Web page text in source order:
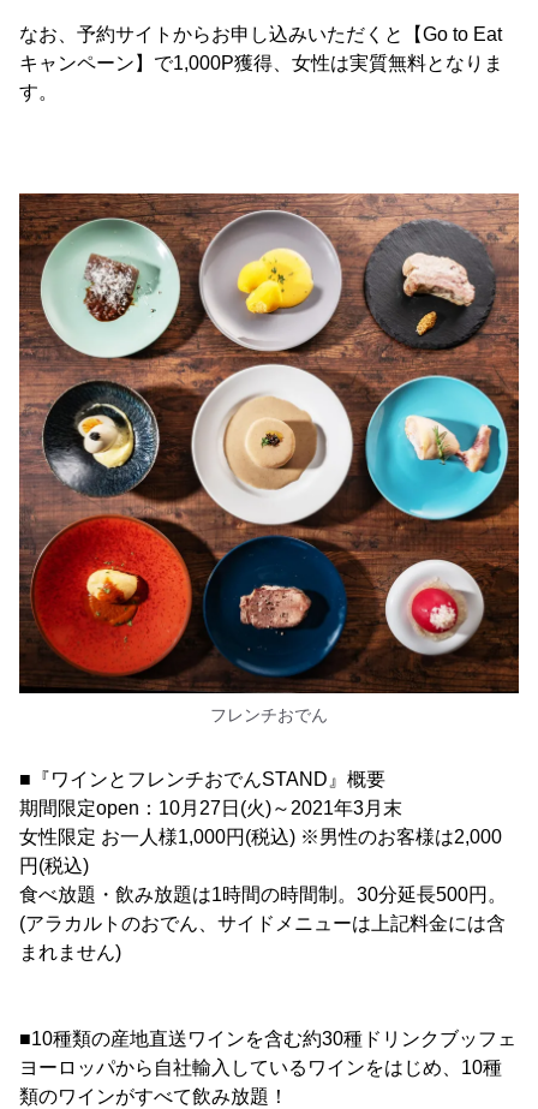
なお、予約サイトからお申し込みいただくと【Go to Eat
キャンペーン】で1,000P獲得、女性は実質無料となりま
す。
フレンチおでん
■『ワインとフレンチおでんSTAND』概要
期間限定open：10月27日(火)～2021年3月末
女性限定 お一人様1,000円(税込) ※男性のお客様は2,000
円(税込)
食べ放題・飲み放題は1時間の時間制。30分延長500円。
(アラカルトのおでん、サイドメニューは上記料金には含
まれません)
■10種類の産地直送ワインを含む約30種ドリンクブッフェ
ヨーロッパから自社輸入しているワインをはじめ、10種
類のワインがすべて飲み放題！